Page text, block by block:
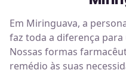
Em Miringuava, a
faz toda a diferença
Nossas formas
remédio às suas